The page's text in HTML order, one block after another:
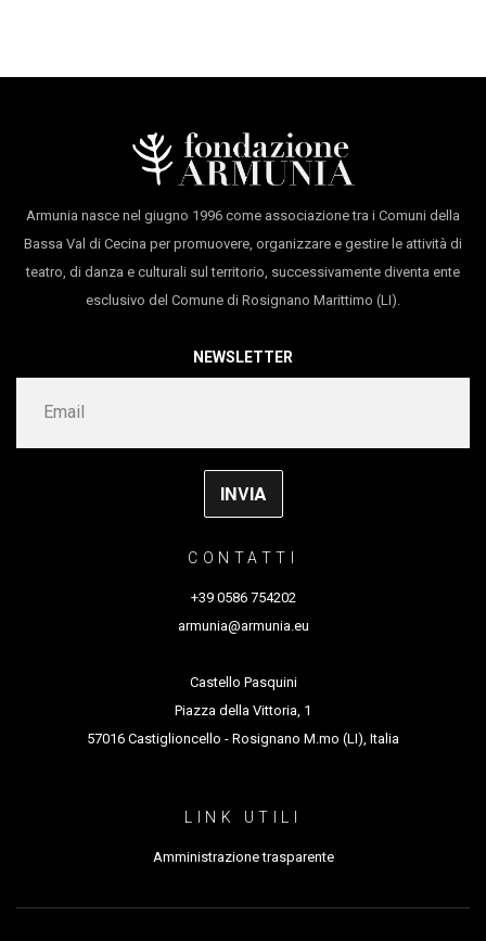
Armunia nasce nel giugno 1996 come associazione tra i Comuni della
Bassa Val di Cecina per promuovere, organizzare e gestire le attività di
teatro, di danza e culturali sul territorio, successivamente diventa ente
esclusivo del Comune di Rosignano Marittimo (LI).
NEWSLETTER
CONTATTI
+39 0586 754202
armunia@armunia.eu
Castello Pasquini
Piazza della Vittoria, 1
57016 Castiglioncello - Rosignano M.mo (LI), Italia
LINK UTILI
Amministrazione trasparente